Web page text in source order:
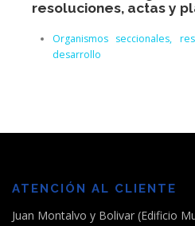
resoluciones, actas y
Organismos seccionales,
desarrollo
ATENCIÓN AL CLIENTE
Juan Montalvo y Bolivar (Edificio